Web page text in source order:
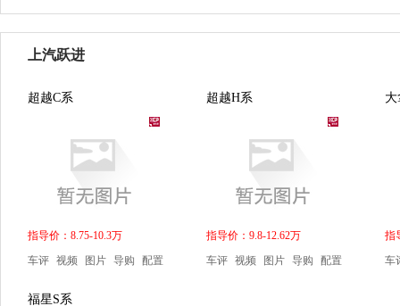
上汽跃进
超越C系
指导价：8.75-10.3万
车评 视频 图片 导购 配置
超越H系
指导价：9.8-12.62万
车评 视频 图片 导购 配置
大
指
车
福星S系